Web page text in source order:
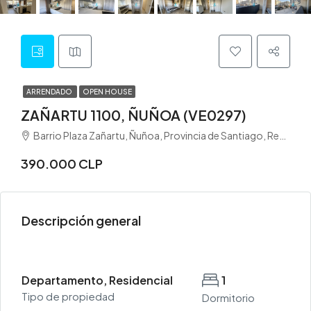
ARRENDADO OPEN HOUSE
ZAÑARTU 1100, ÑUÑOA (VE0297)
Barrio Plaza Zañartu, Ñuñoa, Provincia de Santiago, Región Metropolitana de Santiago, 7780222, Chile
390.000 CLP
Descripción general
Departamento, Residencial
Tipo de propiedad
1
Dormitorio